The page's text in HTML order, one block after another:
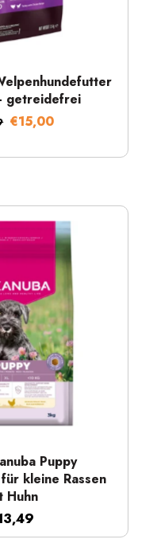
getreidefrei
€15,00
Puppy
kleine Rassen
Huhn